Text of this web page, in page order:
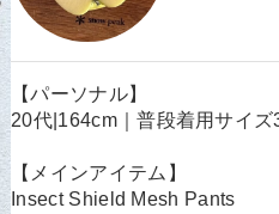
【パーソナル】
20代|164cm｜普段着用サイズ
【メインアイテム】
Insect Shield Mesh Pants